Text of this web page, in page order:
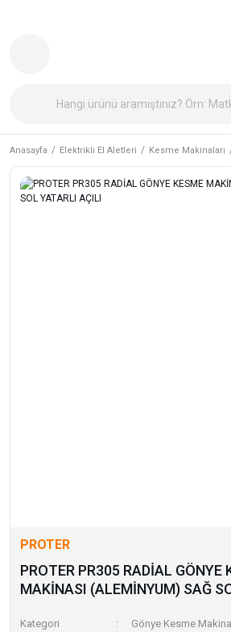
Anasayfa Elektrikli El Aletleri Kesme Makinaları
PROTER
PROTER PR305 RADİAL GÖNYE
MAKİNASI (ALEMİNYUM) SAĞ
Kategori Gönye Kesme